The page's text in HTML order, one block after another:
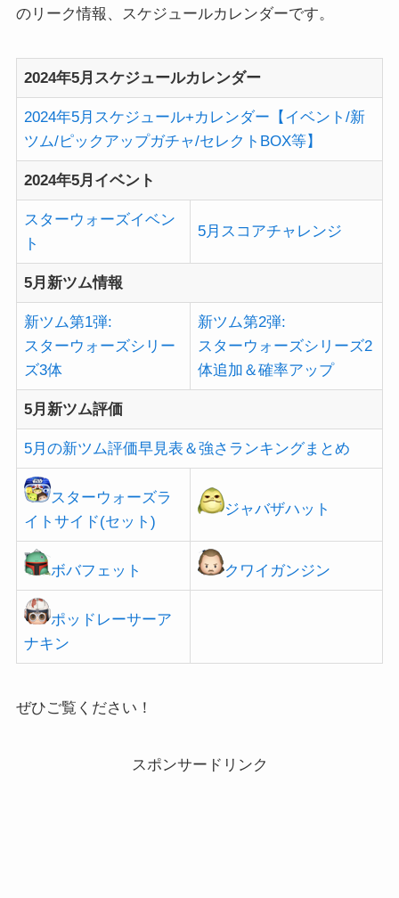
のリーク情報、スケジュールカレンダーです。
2024年5月スケジュールカレンダー
2024年5月スケジュール+カレンダー【イベント/新
ツム/ピックアップガチャ/セレクトBOX等】
2024年5月イベント
スターウォーズイベン
ト
5月スコアチャレンジ
5月新ツム情報
新ツム第1弾:
スターウォーズシリー
ズ3体
新ツム第2弾:
スターウォーズシリーズ2
体追加＆確率アップ
5月新ツム評価
5月の新ツム評価早見表＆強さランキングまとめ
スターウォーズラ
イトサイド(セット)
ジャバザハット
ボバフェット クワイガンジン
ポッドレーサーア
ナキン
ぜひご覧ください！
スポンサードリンク